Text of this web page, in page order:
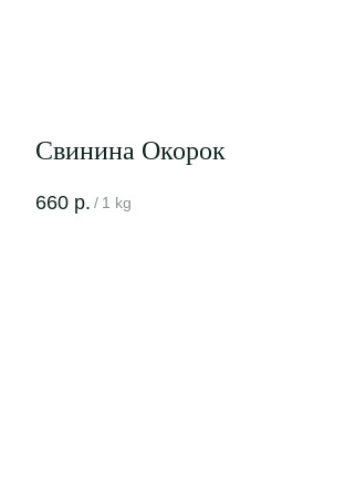
Свинина Окорок
660 р. / 1 kg